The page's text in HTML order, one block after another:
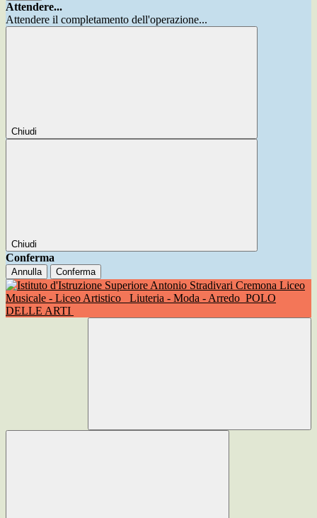
Attendere...
Attendere il completamento dell'operazione...
Chiudi
Chiudi
Conferma
Annulla Conferma
Liceo
Musicale - Liceo Artistico
Liuteria - Moda - Arredo POLO
DELLE ARTI